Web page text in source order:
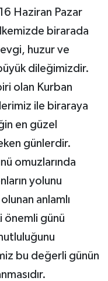
Haziran Pazar
birarada
huzur ve
dileğimizdir.
olan Kurban
ile biraraya
en güzel
günlerdir.
omuzlarında
yolunu
anlamlı
önemli günü
bu değerli günün